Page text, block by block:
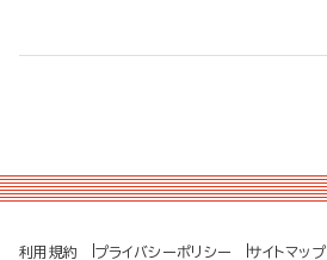
利用規約 プライバシーポリシー サイトマップ